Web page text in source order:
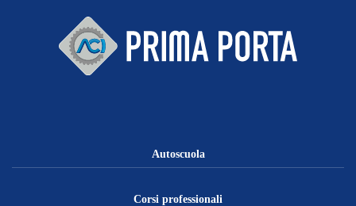
Autoscuola
Corsi professionali